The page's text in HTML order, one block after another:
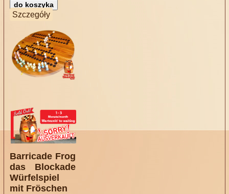
Szczegóły
Barricade Frog
das Blockade
Würfelspiel
mit Fröschen